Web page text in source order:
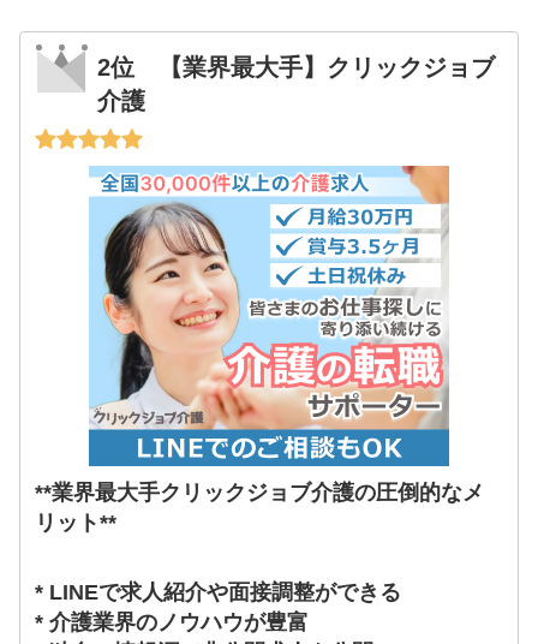
2位 【業界最大手】クリックジョブ
介護
**業界最大手クリックジョブ介護の圧倒的なメ
リット**
* LINEで求人紹介や面接調整ができる
* 介護業界のノウハウが豊富